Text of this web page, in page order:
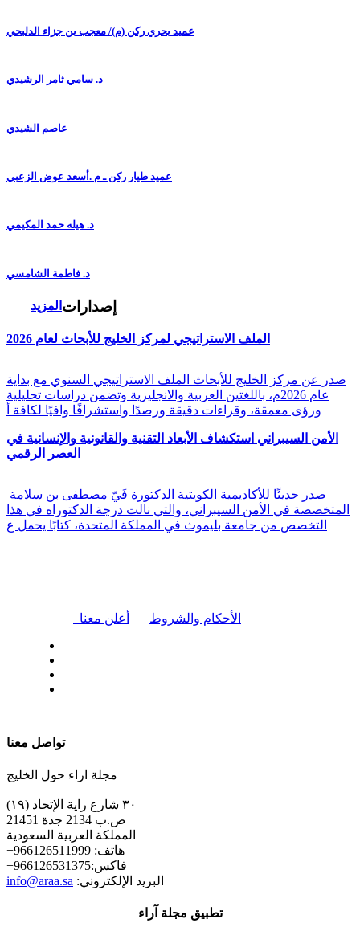
عميد بحري ركن (م)/ معجب بن جزاء الدلبحي
د. سامي ثامر الرشيدي
عاصم الشيدي
عميد طيار ركن ـ م .أسعد عوض الزعبي
د. هيله حمد المكيمي
د. فاطمة الشامسي
المزيد إصدارات
الملف الاستراتيجي لمركز الخليج للأبحاث لعام 2026
صدر عن مركز الخليج للأبحاث الملف الاستراتيجي السنوي مع بداية
عام 2026م، باللغتين العربية والانجليزية وتضمن دراسات تحليلية
ورؤى معمقة، وقراءات دقيقة ورصدًا واستشرافًا وافيًا لكافة أ
الأمن السيبراني استكشاف الأبعاد التقنية والقانونية والإنسانية في
العصر الرقمي
المتخصصة في الأمن السيبراني، والتي نالت درجة الدكتوراه في هذا
التخصص من جامعة بليموث في المملكة المتحدة، كتابًا يحمل ع
أعلن معنا الأحكام والشروط
تواصل معنا
مجلة اراء حول الخليج
٣٠ شارع راية الإتحاد (١٩)
ص.ب 2134 جدة 21451
المملكة العربية السعودية
+هاتف: 966126511999
+فاكس:966126531375
info@araa.sa :البريد الإلكتروني
تطبيق مجلة آراء